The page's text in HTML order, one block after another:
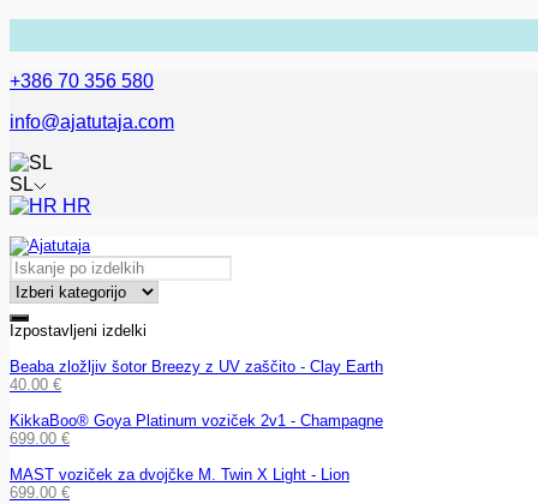
+386 70 356 580
info@ajatutaja.com
SL
HR
Izpostavljeni izdelki
Beaba zložljiv šotor Breezy z UV zaščito - Clay Earth
40.00 €
KikkaBoo® Goya Platinum voziček 2v1 - Champagne
699.00 €
MAST voziček za dvojčke M. Twin X Light - Lion
699.00 €